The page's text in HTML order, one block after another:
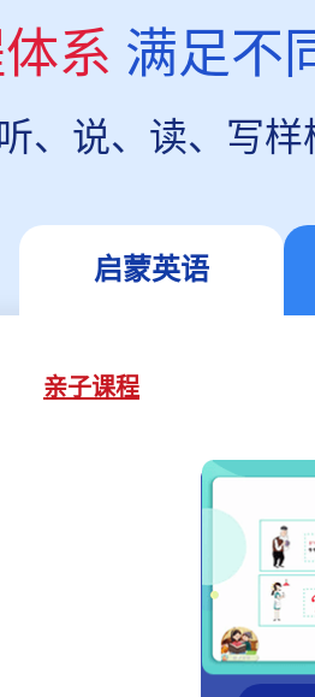
系 满足不
、说、读、写样
启蒙英语
亲子课程